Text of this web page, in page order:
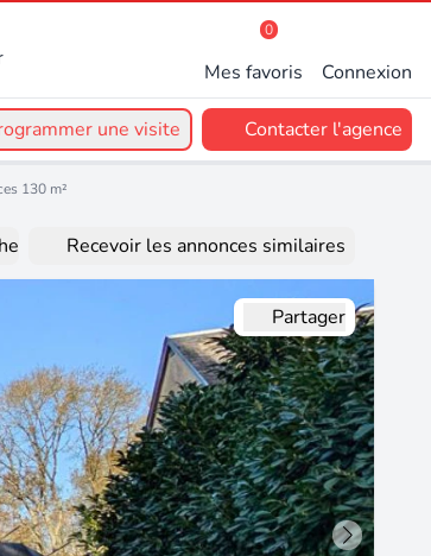
0
Mes favoris Connexion
une visite Contacter l'agence
130 m²
Recevoir les annonces similaires
Partager